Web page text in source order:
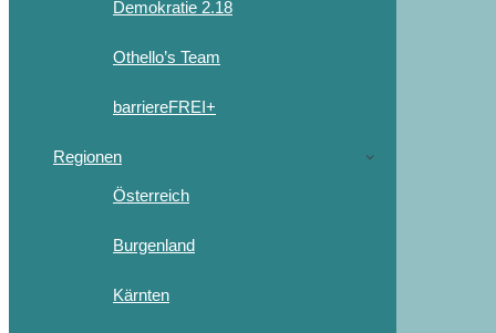
Demokratie 2.18
Othello’s Team
barriereFREI+
Regionen
Österreich
Burgenland
Kärnten